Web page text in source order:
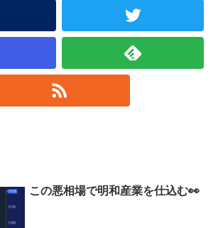
この悪相場で明和産業を仕込む👀